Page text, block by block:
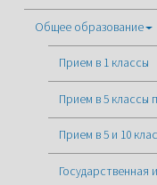
Общее образование
Прием в 1 классы
Прием в 5 классы
Прием в 5 и 10
Государственная